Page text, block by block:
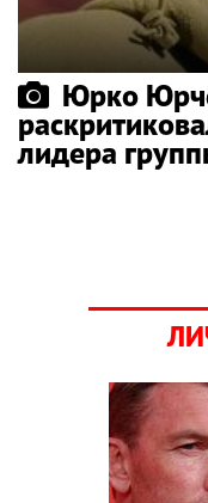
Юрко
лидера